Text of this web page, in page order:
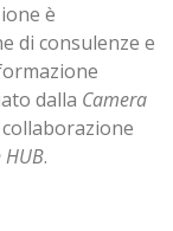
è
di consulenze e
dalla Camera
.